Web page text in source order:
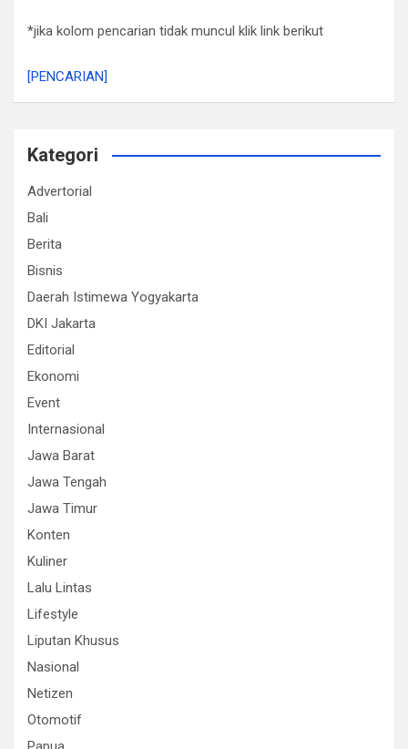
*jika kolom pencarian tidak muncul klik link berikut
[PENCARIAN]
Kategori
Advertorial
Bali
Berita
Bisnis
Daerah Istimewa Yogyakarta
DKI Jakarta
Editorial
Ekonomi
Event
Internasional
Jawa Barat
Jawa Tengah
Jawa Timur
Konten
Kuliner
Lalu Lintas
Lifestyle
Liputan Khusus
Nasional
Netizen
Otomotif